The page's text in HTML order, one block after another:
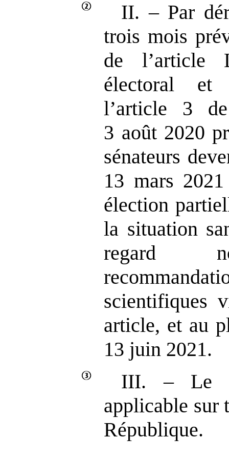
II. ‒ Par
trois mois
de l’article
électoral et
l’article 3
3 août 2020
sénateurs
13 mars
élection
la situation
regard
scientifiques
article, et au
13 juin 2021.
III. ‒ Le
applicable sur
République.